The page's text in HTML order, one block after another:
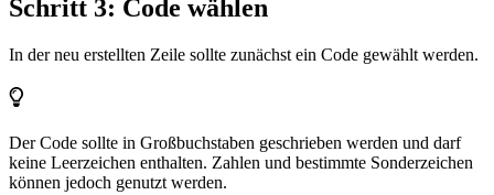
Schritt 3: Code wählen
In der neu erstellten Zeile sollte zunächst ein Code gewählt werden.
Der Code sollte in Großbuchstaben geschrieben werden und darf
keine Leerzeichen enthalten. Zahlen und bestimmte Sonderzeichen
können jedoch genutzt werden.